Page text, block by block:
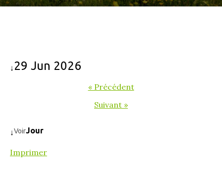
↓ 29 Jun 2026
« Précédent
Suivant »
↓VoirJour
Imprimer